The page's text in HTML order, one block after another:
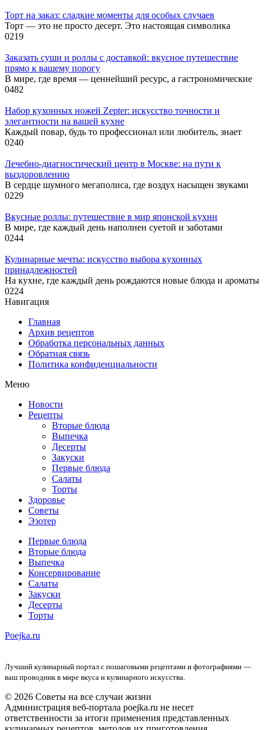
Торт на заказ: сладкие моменты для особых случаев
Торт — это не просто десерт. Это настоящая символика
0219
Заказать суши и роллы с доставкой: вкусное путешествие
прямо к вашему порогу
В мире, где время — ценнейший ресурс, а гастрономические
0482
Набор кухонных ножей Zepter: искусство точности и
элегантности на вашей кухне
Каждый повар, будь то профессионал или любитель, знает
0240
Лечебно-диагностический центр в Москве: на пути к
выздоровлению
В сердце шумного мегаполиса, где воздух насыщен звуками
0229
Вкусные роллы: путешествие в мир японской кухни
В мире, где каждый день наполнен суетой и заботами
0244
Кулинарные мечты: искусство выбора кухонных
принадлежностей
На кухне, где каждый день рождаются новые блюда и ароматы
0224
Навигация
Главная
Архив рецептов
Обработка персональных данных
Обратная связь
Политика конфиденциальности
Меню
Новости
Рецепты
Вторые блюда
Выпечка
Десерты
Закуски
Первые блюда
Салаты
Торты
Здоровье
Советы
Эзотер
Первые блюда
Вторые блюда
Выпечка
Консервирование
Салаты
Закуски
Десерты
Торты
Poejka.ru
Лучший кулинарный портал с пошаговыми рецептами и фотографиями —
ваш проводник в мире вкуса и кулинарного искусства.
© 2026 Советы на все случаи жизни
Администрация веб-портала poejka.ru не несет
ответственности за итоги применения представленных